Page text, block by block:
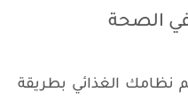
في الصحة
الغذائي بطريقة